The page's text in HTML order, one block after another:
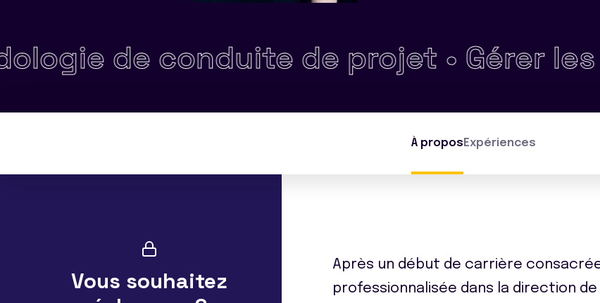
de conduite de projet •Gérer les
À propos Expériences
Vous souhaitez
Après un début de carrière
professionnalisée dans la direction